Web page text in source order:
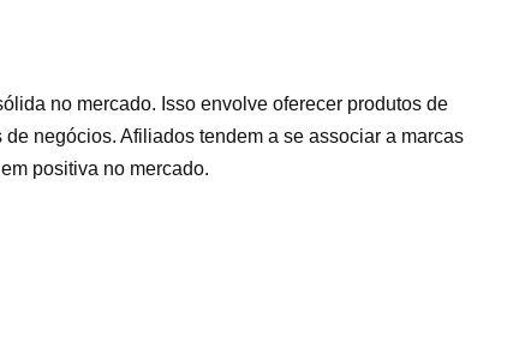
no mercado. Isso envolve oferecer produtos de
negócios. Afiliados tendem a se associar a marcas
positiva no mercado.